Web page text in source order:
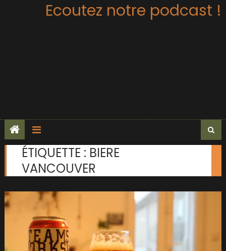
Ecoutez notre podcast !
ÉTIQUETTE : BIERE
VANCOUVER